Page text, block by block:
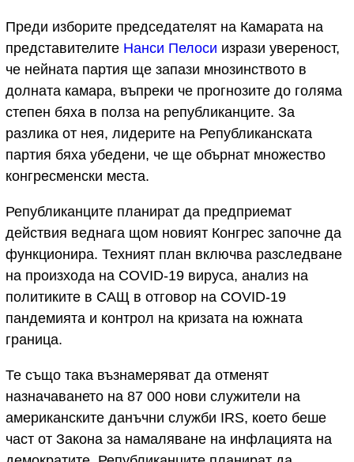
Преди изборите председателят на Камарата на
представителите Нанси Пелоси изрази увереност,
че нейната партия ще запази мнозинството в
долната камара, въпреки че прогнозите до голяма
степен бяха в полза на републиканците. За
разлика от нея, лидерите на Републиканската
партия бяха убедени, че ще обърнат множество
конгресменски места.
Републиканците планират да предприемат
действия веднага щом новият Конгрес започне да
функционира. Техният план включва разследване
на произхода на COVID-19 вируса, анализ на
политиките в САЩ в отговор на COVID-19
пандемията и контрол на кризата на южната
граница.
Те също така възнамеряват да отменят
назначаването на 87 000 нови служители на
американските данъчни служби IRS, което беше
част от Закона за намаляване на инфлацията на